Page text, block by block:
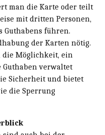
man die Karte oder teilt
mit dritten Personen,
Guthabens führen.
der Karten nötig.
die Möglichkeit, ein
Guthaben verwaltet
Sicherheit und bietet
die Sperrung